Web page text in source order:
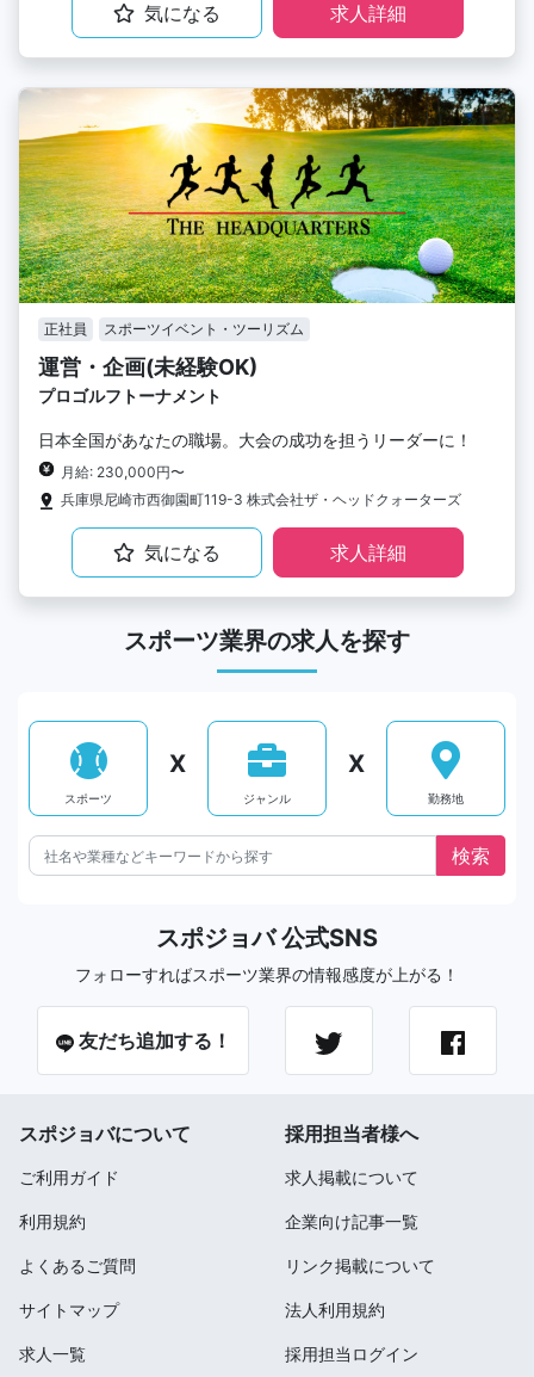
気になる 求人詳細
正社員 スポーツイベント・ツーリズム
運営・企画(未経験OK)
プロゴルフトーナメント
日本全国があなたの職場。大会の成功を担うリーダーに！
月給: 230,000円〜
兵庫県尼崎市西御園町119-3 株式会社ザ・ヘッドクォーターズ
気になる 求人詳細
スポーツ業界の求人を探す
スポーツ
X
ジャンル
X
勤務地
スポジョバ 公式SNS
フォローすればスポーツ業界の情報感度が上がる！
友だち追加する！
スポジョバについて
ご利用ガイド
利用規約
よくあるご質問
サイトマップ
求人一覧
採用担当者様へ
求人掲載について
企業向け記事一覧
リンク掲載について
法人利用規約
採用担当ログイン